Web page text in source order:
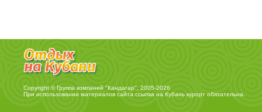
Copyright © Группа компаний "Кандагар", 2005-2026
При использовании материалов сайта ссылка на Кубань курортобязательна.